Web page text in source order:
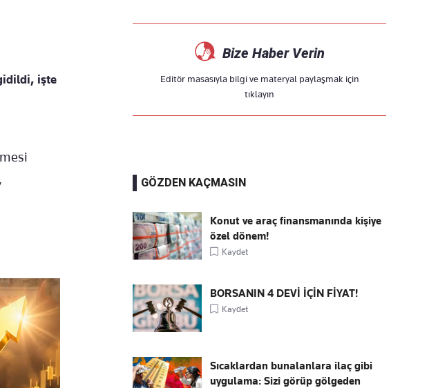
işte
Bize Haber Verin
Editör masasıyla bilgi ve materyal paylaşmak için
tıklayın
GÖZDEN KAÇMASIN
Konut ve araç finansmanında kişiye
özel dönem!
Kaydet
BORSANIN 4 DEVİ İÇİN FİYAT!
Kaydet
Sıcaklardan bunalanlara ilaç gibi
uygulama: Sizi görüp gölgeden